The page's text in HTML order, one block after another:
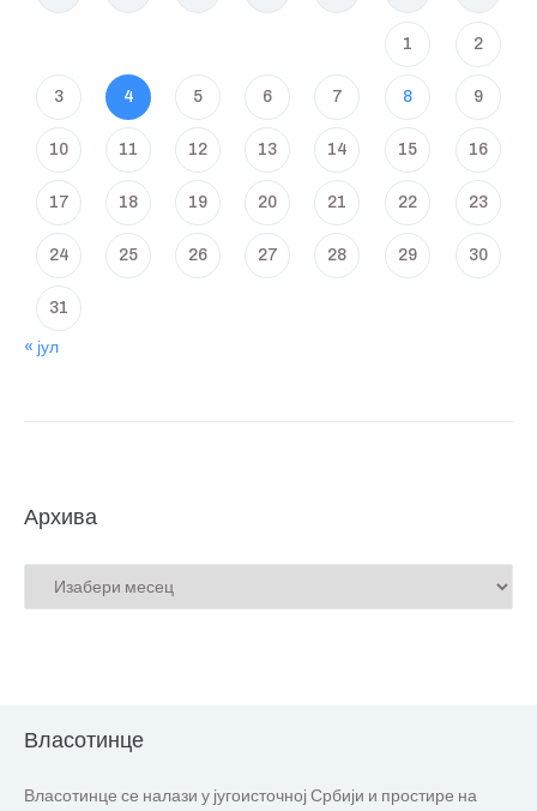
1 2
3 4 5 6 7 8 9
10 11 12 13 14 15 16
17 18 19 20 21 22 23
24 25 26 27 28 29 30
31
« јул
Архива
Власотинце
Власотинце се налази у југоисточној Србији и простире на